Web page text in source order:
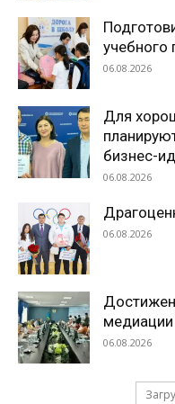
учебного
06.08.2026
Для
бизнес-
06.08.2026
06.08.2026
медиации
06.08.2026